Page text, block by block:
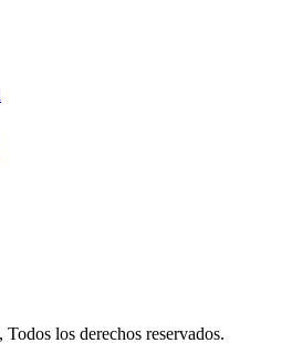
los derechos reservados.